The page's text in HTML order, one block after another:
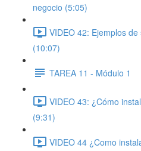
negocio (5:05)
VIDEO 42: Ejemplos
(10:07)
TAREA 11 - Módulo 1
VIDEO 43: ¿Cómo
(9:31)
VIDEO 44 ¿Como